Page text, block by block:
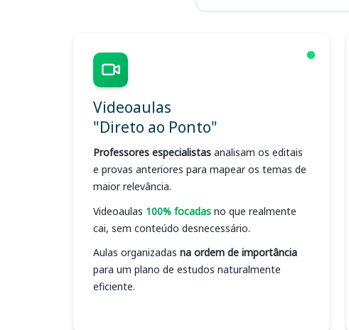
Videoaulas
"Direto ao Ponto"
Professores especialistas analisam os editais
e provas anteriores para mapear os temas de
maior relevância.
Videoaulas 100% focadas no que realmente
cai, sem conteúdo desnecessário.
Aulas organizadas na ordem de importância
para um plano de estudos naturalmente
eficiente.